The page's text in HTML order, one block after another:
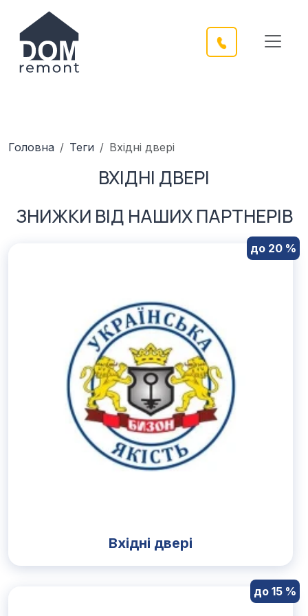
Головна Теги Вхідні двері
ВХІДНІ ДВЕРІ
ЗНИЖКИ ВІД НАШИХ ПАРТНЕРІВ
до 20 %
Вхідні двері
до 15 %